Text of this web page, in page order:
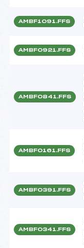
AMBF1091.FFS
AMBF0921.FFS
AMBF0841.FFS
AMBF0161.FFS
AMBF0391.FFS
AMBF0341.FFS